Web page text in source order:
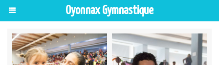
Oyonnax Gymnastique